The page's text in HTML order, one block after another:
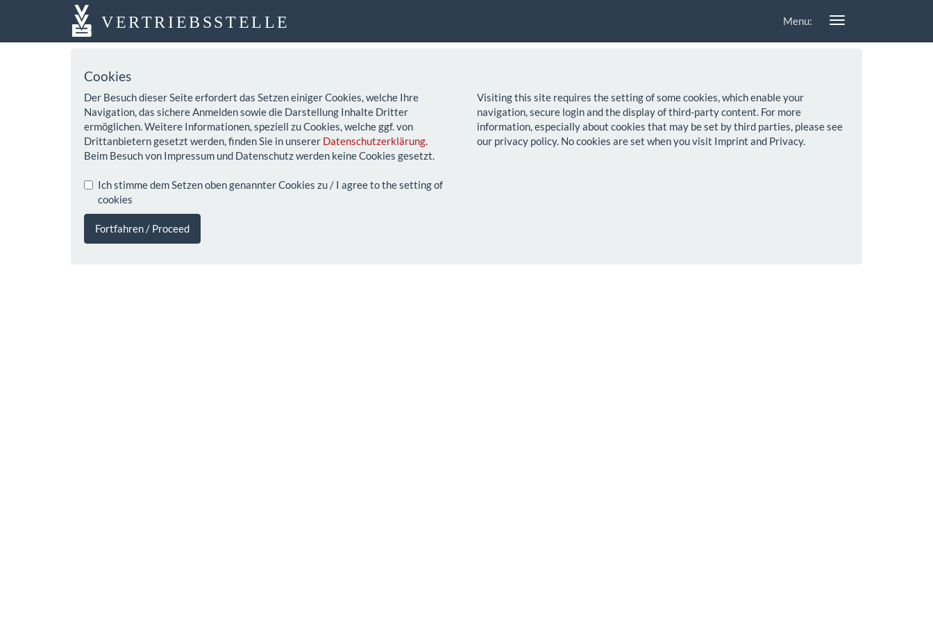
VERTRIEBSSTELLE Menu:
Cookies
Der Besuch dieser Seite erfordert das Setzen einiger Cookies, welche Ihre
Navigation, das sichere Anmelden sowie die Darstellung Inhalte Dritter
ermöglichen. Weitere Informationen, speziell zu Cookies, welche ggf. von
Drittanbietern gesetzt werden, finden Sie in unserer Datenschutzerklärung.
Beim Besuch von Impressum und Datenschutz werden keine Cookies gesetzt.
Ich stimme dem Setzen oben genannter Cookies zu / I agree to the setting of
cookies
Fortfahren / Proceed
Visiting this site requires the setting of some cookies, which enable your
navigation, secure login and the display of third-party content. For more
information, especially about cookies that may be set by third parties, please see
our privacy policy. No cookies are set when you visit Imprint and Privacy.